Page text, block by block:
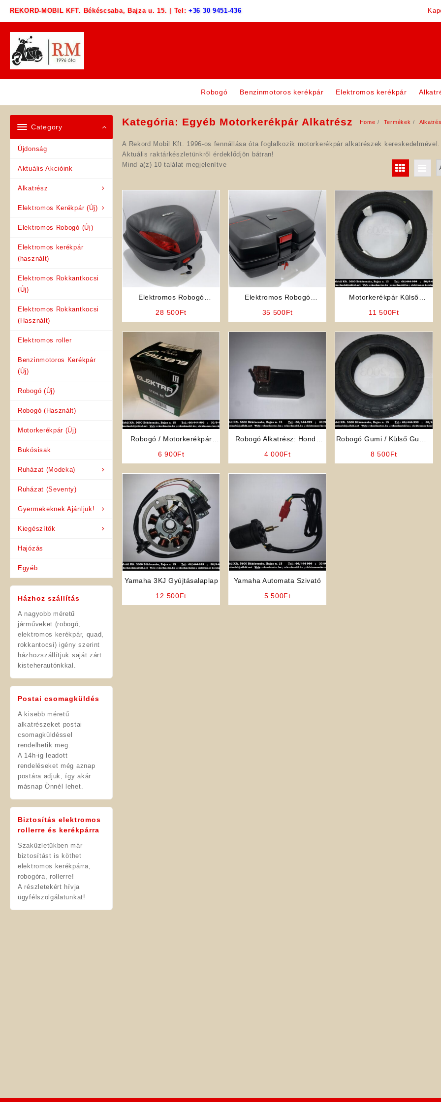
REKORD-MOBIL KFT. Békéscsaba, Bajza u. 15. | Tel:+36 30 9451-436
Robogó Benzinmotoros kerékpár Elektromos kerékpár
Category
Újdonság
Aktuális Akcióink
Alkatrész
Elektromos Kerékpár (Új)
Elektromos Robogó (Új)
Elektromos kerékpár
(használt)
Elektromos Rokkantkocsi
(Új)
Elektromos Rokkantkocsi
(Használt)
Elektromos roller
Benzinmotoros Kerékpár
(Új)
Robogó (Új)
Robogó (Használt)
Motorkerékpár (Új)
Bukósisak
Ruházat (Modeka)
Ruházat (Seventy)
Gyermekeknek Ajánljuk!
Kiegészítők
Hajózás
Egyéb
Házhoz szállítás
A nagyobb méretű
járműveket (robogó,
elektromos kerékpár, quad,
rokkantocsi) igény szerint
házhozszállítjuk saját zárt
kisteherautónkkal.
Postai csomagküldés
A kisebb méretű
alkatrészeket postai
csomagküldéssel
rendelhetik meg.
A 14h-ig leadott
rendeléseket még aznap
postára adjuk, így akár
másnap Önnél lehet.
Biztosítás elektromos
rollerre és kerékpárra
Szaküzletükben már
biztosítást is köthet
elektromos kerékpárra,
robogóra, rollerre!
A részletekért hívja
ügyfélszolgálatunkat!
Kategória: Egyéb Motorkerékpár Alkatrész Home Termékek
A Rekord Mobil Kft. 1996-os fennállása óta foglalkozik motorkerékpár alkatrészek
Aktuális raktárkészletünkről érdeklődjön bátran!
Mind a(z) 10 találat megjelenítve
Elektromos Robogó
28 500Ft
Elektromos Robogó
35 500Ft
Motorkerékpár Külső
11 500Ft
Robogó / Motorkerékpár
6 900Ft
Robogó Alkatrész: Honda
4 000Ft
Robogó Gumi / Külső Gumi /
8 500Ft
Yamaha 3KJ Gyújtásalaplap
12 500Ft
Yamaha Automata Szivató
5 500Ft